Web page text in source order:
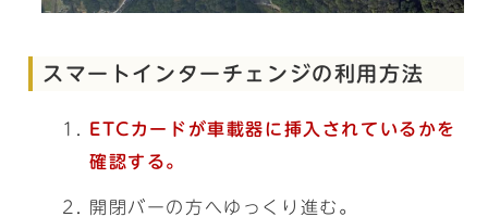
スマートインターチェンジの利用方法
ETCカードが車載器に挿入されているかを
確認する。
開閉バーの方へゆっくり進む。